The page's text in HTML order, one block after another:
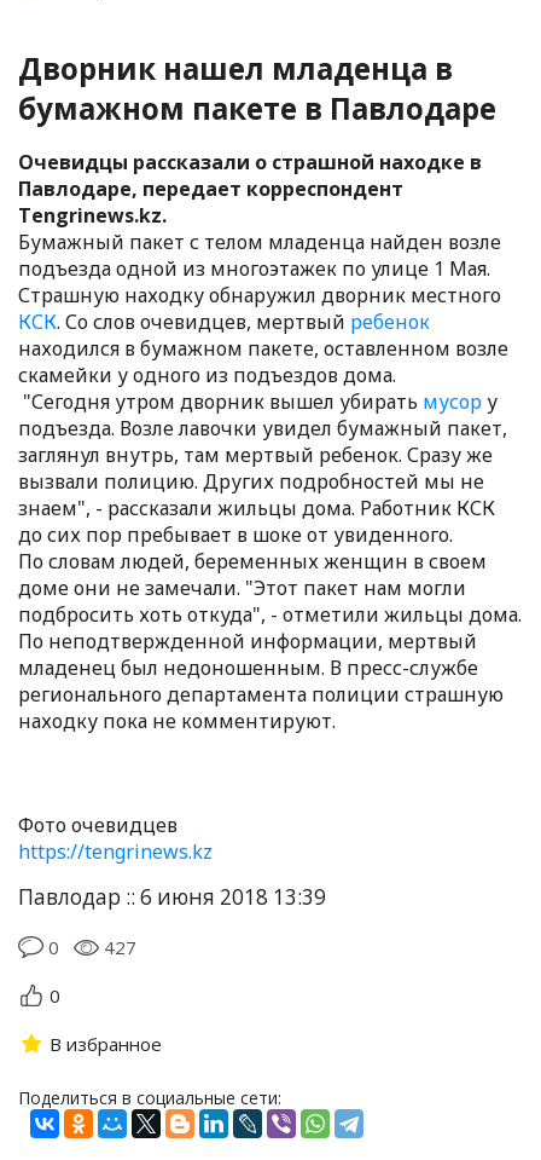
Дворник нашел младенца в
бумажном пакете в Павлодаре
Очевидцы рассказали о страшной находке в
Павлодаре, передает корреспондент
Tengrinews.kz.
Бумажный пакет с телом младенца найден возле
подъезда одной из многоэтажек по улице 1 Мая.
Страшную находку обнаружил дворник местного
КСК. Со слов очевидцев, мертвый ребенок
находился в бумажном пакете, оставленном возле
скамейки у одного из подъездов дома.
"Сегодня утром дворник вышел убирать мусор у
подъезда. Возле лавочки увидел бумажный пакет,
заглянул внутрь, там мертвый ребенок. Сразу же
вызвали полицию. Других подробностей мы не
знаем", - рассказали жильцы дома. Работник КСК
до сих пор пребывает в шоке от увиденного.
По словам людей, беременных женщин в своем
доме они не замечали. "Этот пакет нам могли
подбросить хоть откуда", - отметили жильцы дома.
По неподтвержденной информации, мертвый
младенец был недоношенным. В пресс-службе
регионального департамента полиции страшную
находку пока не комментируют.
Фото очевидцев
https://tengrinews.kz
Павлодар :: 6 июня 2018 13:39
0
427
0
В избранное
Поделиться в социальные сети: